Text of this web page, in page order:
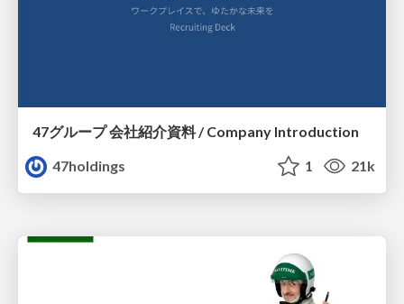
47グループ 会社紹介資料 / Company Introduction
47holdings
1 21k